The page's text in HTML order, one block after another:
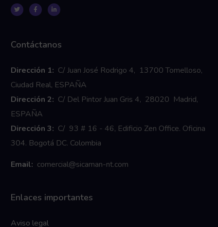
Contáctanos
Dirección 1: C/ Juan José Rodrigo 4, 13700 Tomelloso,
Ciudad Real, ESPAÑA
Dirección 2: C/ Del Pintor Juan Gris 4, 28020 Madrid,
ESPAÑA
Dirección 3: C/ 93 # 16 - 46, Edificio Zen Office. Oficina
304. Bogotá DC. Colombia
Email: comercial@sicaman-nt.com
Enlaces importantes
Aviso legal